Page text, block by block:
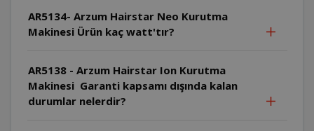
AR5134- Arzum Hairstar Neo Kurutma
Makinesi Ürün kaç watt'tır?
AR5138 - Arzum Hairstar Ion Kurutma
Makinesi Garanti kapsamı dışında kalan
durumlar nelerdir?